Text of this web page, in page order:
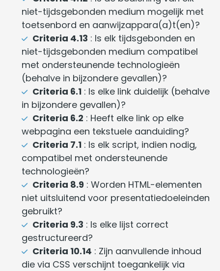
niet-tijdsgebonden medium mogelijk met
toetsenbord en aanwijzappara(a)t(en)?
Criteria 4.13 : Is elk tijdsgebonden en
niet-tijdsgebonden medium compatibel
met ondersteunende technologieën
(behalve in bijzondere gevallen)?
Criteria 6.1 : Is elke link duidelijk (behalve
in bijzondere gevallen)?
Criteria 6.2 : Heeft elke link op elke
webpagina een tekstuele aanduiding?
Criteria 7.1 : Is elk script, indien nodig,
compatibel met ondersteunende
technologieën?
Criteria 8.9 : Worden HTML-elementen
niet uitsluitend voor presentatiedoeleinden
gebruikt?
Criteria 9.3 : Is elke lijst correct
gestructureerd?
Criteria 10.14 : Zijn aanvullende inhoud
die via CSS verschijnt toegankelijk via